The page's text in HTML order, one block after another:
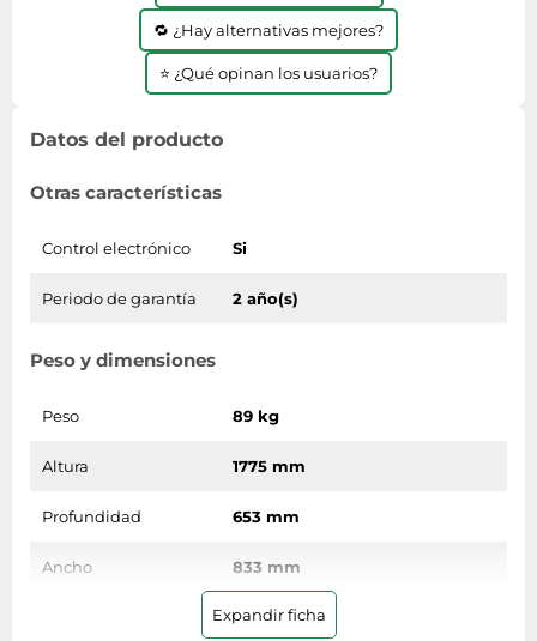
🔁 ¿Hay alternativas mejores?
⭐ ¿Qué opinan los usuarios?
Datos del producto
Otras características
Control electrónico Si
Periodo de garantía 2 año(s)
Peso y dimensiones
Peso 89 kg
Altura 1775 mm
Profundidad 653 mm
Ancho 833 mm
Control de energía
Expandir ficha